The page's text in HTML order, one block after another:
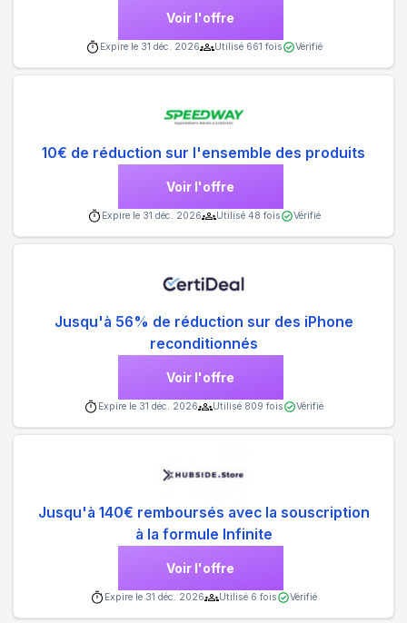
Voir l'offre
Expire le 31 déc. 2026 Utilisé 661 fois Vérifié
10€ de réduction sur l'ensemble des produits
Voir l'offre
Expire le 31 déc. 2026 Utilisé 48 fois Vérifié
Jusqu'à 56% de réduction sur des iPhone
reconditionnés
Voir l'offre
Expire le 31 déc. 2026 Utilisé 809 fois Vérifié
Jusqu'à 140€ remboursés avec la souscription
à la formule Infinite
Voir l'offre
Expire le 31 déc. 2026 Utilisé 6 fois Vérifié